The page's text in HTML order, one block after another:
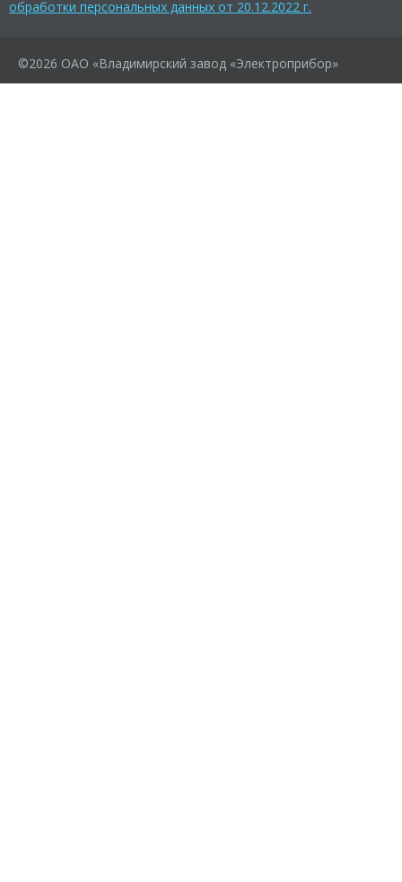
обработки персональных данных от 20.12.2022 г.
©2026 ОАО «Владимирский завод «Электроприбор»